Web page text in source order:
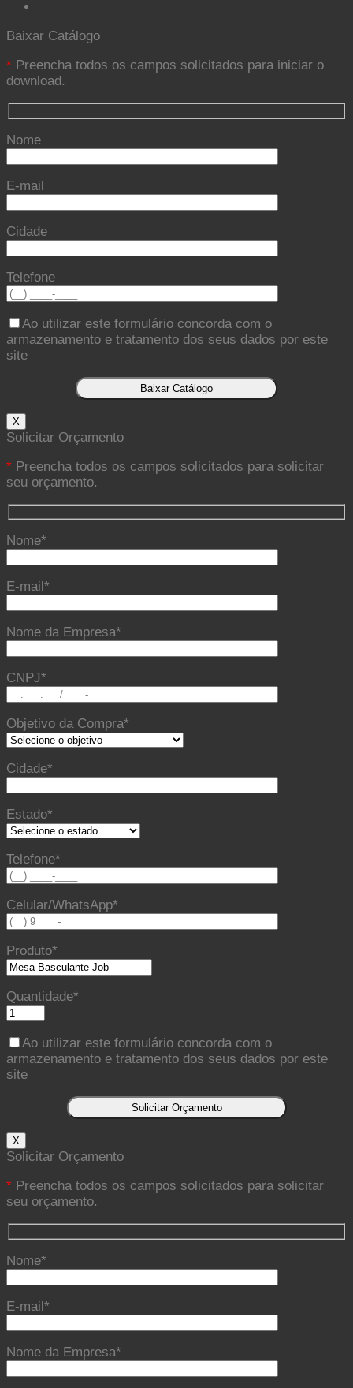
Baixar Catálogo
* Preencha todos os campos solicitados para iniciar o
download.
Nome
E-mail
Cidade
Telefone
Ao utilizar este formulário concorda com o
armazenamento e tratamento dos seus dados por este
site
X
Solicitar Orçamento
* Preencha todos os campos solicitados para solicitar
seu orçamento.
Nome*
E-mail*
Nome da Empresa*
CNPJ*
Objetivo da Compra*
Cidade*
Estado*
Telefone*
Celular/WhatsApp*
Produto*
Quantidade*
Ao utilizar este formulário concorda com o
armazenamento e tratamento dos seus dados por este
site
X
Solicitar Orçamento
* Preencha todos os campos solicitados para solicitar
seu orçamento.
Nome*
E-mail*
Nome da Empresa*